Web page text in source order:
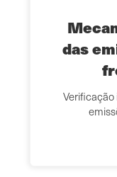
das
Verificação